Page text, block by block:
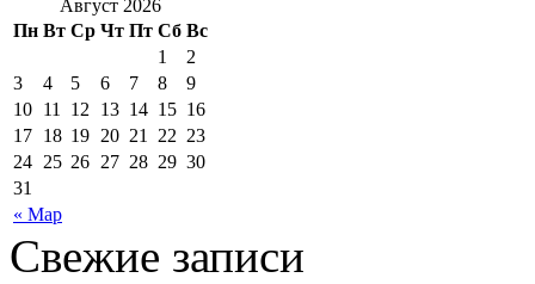
Август 2026
Пн Вт Ср Чт Пт Сб Вс
« Мар
1
2
3
4 5 6 7 8
9
10 11 12 13 14 15 16
17 18 19 20 21 22 23
24 25 26 27 28 29 30
31
Свежие записи